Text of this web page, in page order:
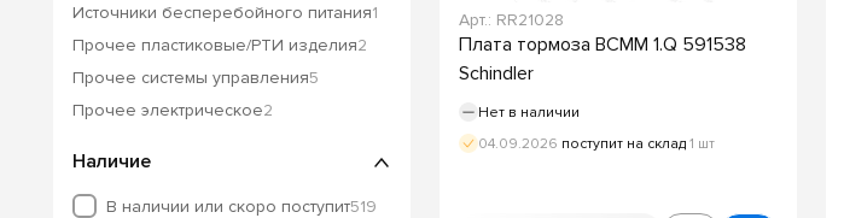
Источники бесперебойного питания1
Прочее пластиковые/РТИ изделия2
Прочее системы управления5
Прочее электрическое2
Наличие
В наличии или скоро поступит519
Арт.: RR21028
Плата тормоза BCMM 1.Q 591538
Schindler
Нет в наличии
04.09.2026 поступит на склад 1 шт